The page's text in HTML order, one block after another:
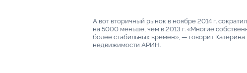
А вот вторичный рынок в ноябре 2014 г.
на 5000 меньше, чем в 2013 г. «Многие
более стабильных времен», — говорит
недвижимости АРИН.